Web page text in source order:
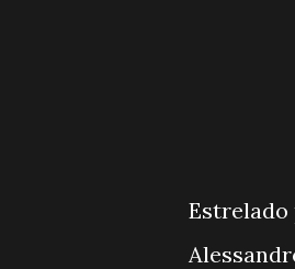
Estrelado